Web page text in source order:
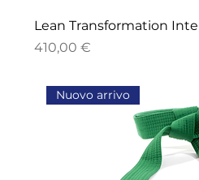
Lean Transformation
Prezzo
410,00 €
Nuovo arrivo